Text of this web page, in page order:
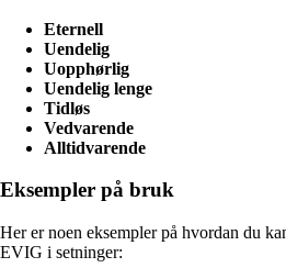
Eternell
Uendelig
Uopphørlig
Uendelig lenge
Tidløs
Vedvarende
Alltidvarende
Eksempler på bruk
Her er noen eksempler på hvordan du
EVIG i setninger: